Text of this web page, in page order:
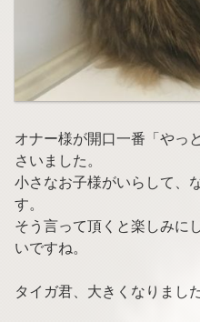
オナー様が開口一番「やっ
さいました。
小さなお子様がいらして、
す。
そう言って頂くと楽しみに
いですね。
タイガ君、大きくなりまし